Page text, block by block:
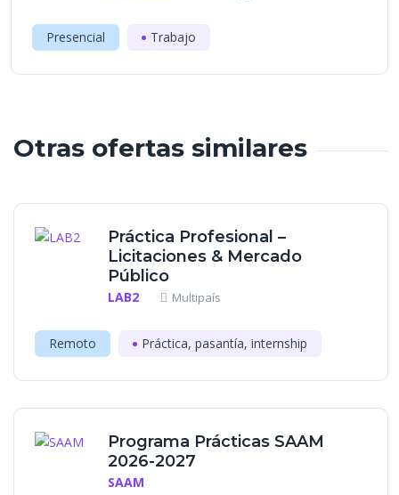
Presencial Trabajo
Otras ofertas similares
Práctica Profesional –
Licitaciones & Mercado
Público
LAB2 Multipaís
Remoto Práctica, pasantía, internship
Programa Prácticas SAAM
2026-2027
SAAM